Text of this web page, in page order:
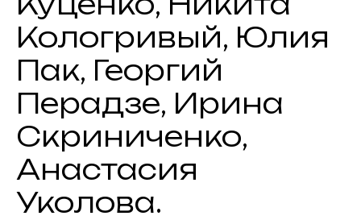
Кологривый, Юлия
Пак, Георгий
Перадзе, Ирина
Скриниченко,
Анастасия
Уколова.